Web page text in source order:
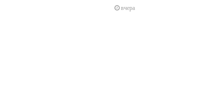
вчера